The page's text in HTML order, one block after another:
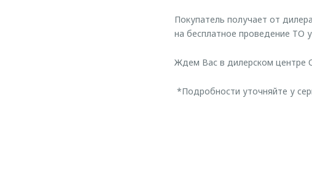
Покупатель получает от
на бесплатное проведение ТО
Ждем Вас в дилерском центре
*Подробности уточняйте у